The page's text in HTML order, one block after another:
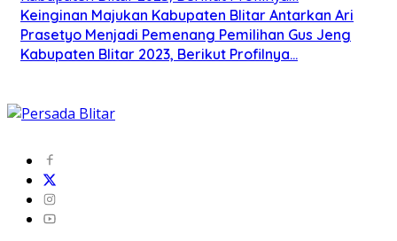
Keinginan Majukan Kabupaten Blitar Antarkan Ari
Prasetyo Menjadi Pemenang Pemilihan Gus Jeng
Kabupaten Blitar 2023, Berikut Profilnya…